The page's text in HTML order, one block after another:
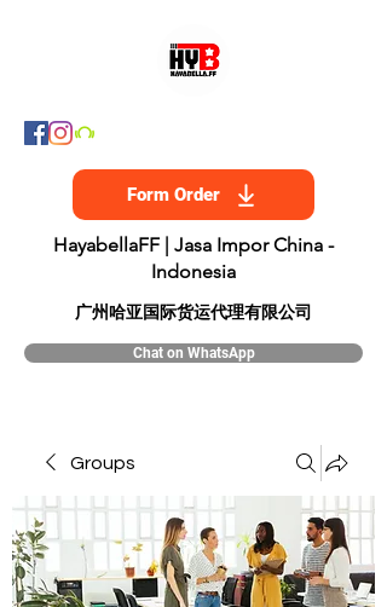
Form Order
HayabellaFF | Jasa Impor China -
Indonesia
​广州哈亚国际货运代理有限公司
Chat on WhatsApp
Groups